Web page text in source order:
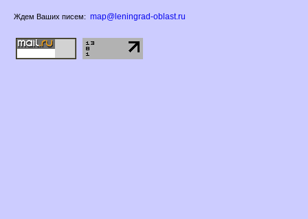
Ждем Ваших писем: map@leningrad-oblast.ru